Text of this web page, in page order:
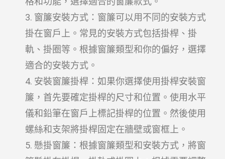
窗簾安裝方式：窗簾可以用不同的安裝方式
掛在窗戶上。常見的安裝方式包括掛桿、掛
軌、掛圈等。根據窗簾類型和你的偏好，選擇
適合的安裝方式。
安裝窗簾掛桿：如果你選擇使用掛桿安裝窗
簾，首先要確定掛桿的尺寸和位置。使用水平
儀和鉛筆在窗戶上標記掛桿的位置。然後使用
螺絲和支架將掛桿固定在牆壁或窗框上。
懸掛窗簾：根據窗簾類型和安裝方式，將窗